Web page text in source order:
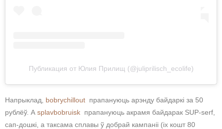
Публикация от Юлия Прилищ (@juliprilisch_ecolife)
Напрыклад, bobrychillout прапануюць арэнду байдаркі за 50
рублёў. А splavbobruisk прапануюць акрамя байдарак SUP-serf,
сап-дошкі, а таксама сплавы ў добрай кампаніі (іх кошт 80